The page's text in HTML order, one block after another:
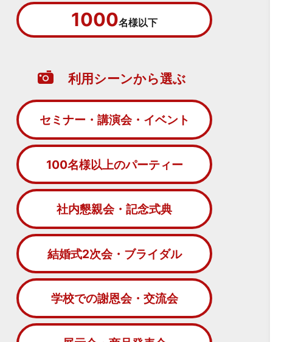
1000名様以下
利用シーンから選ぶ
セミナー・講演会・イベント
100名様以上のパーティー
社内懇親会・記念式典
結婚式2次会・ブライダル
学校での謝恩会・交流会